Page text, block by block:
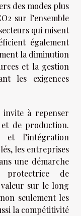
des modes plus
sur l’ensemble
qui misent
également
la diminution
et la gestion
les exigences
invite à repenser
et de production.
l’intégration
les entreprises
une démarche
protectrice de
sur le long
seulement les
la compétitivité